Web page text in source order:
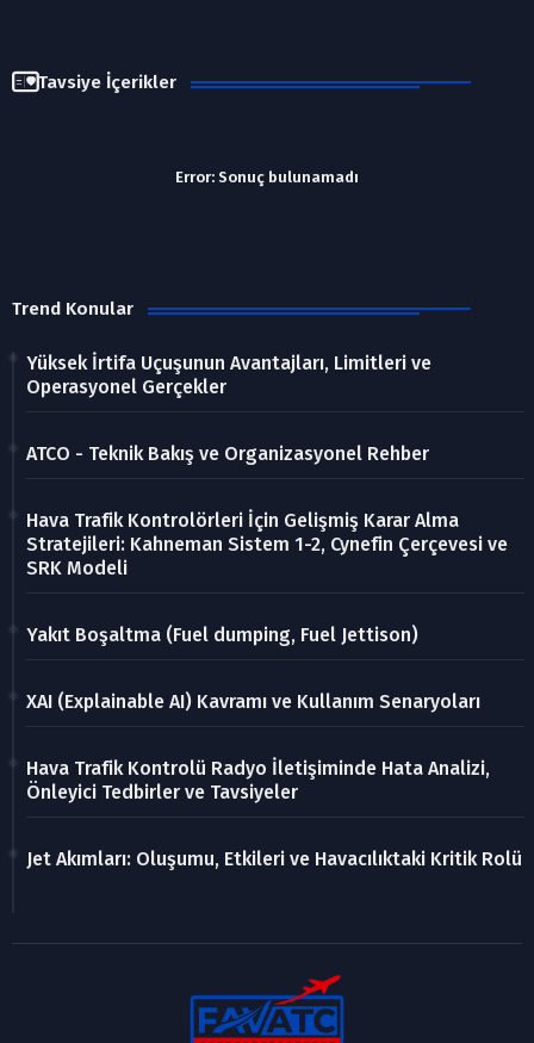
Tavsiye İçerikler
Error: Sonuç bulunamadı
Trend Konular
Yüksek İrtifa Uçuşunun Avantajları, Limitleri ve
Operasyonel Gerçekler
ATCO - Teknik Bakış ve Organizasyonel Rehber
Hava Trafik Kontrolörleri İçin Gelişmiş Karar Alma
Stratejileri: Kahneman Sistem 1-2, Cynefin Çerçevesi ve
SRK Modeli
Yakıt Boşaltma (Fuel dumping, Fuel Jettison)
XAI (Explainable AI) Kavramı ve Kullanım Senaryoları
Hava Trafik Kontrolü Radyo İletişiminde Hata Analizi,
Önleyici Tedbirler ve Tavsiyeler
Jet Akımları: Oluşumu, Etkileri ve Havacılıktaki Kritik Rolü